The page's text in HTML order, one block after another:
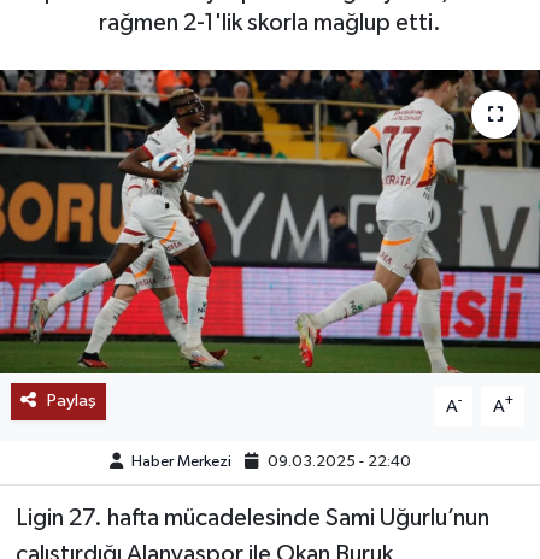
rağmen 2-1'lik skorla mağlup etti.
Paylaş A- A+
Haber Merkezi 09.03.2025 - 22:40
Ligin 27. hafta mücadelesinde Sami Uğurlu’nun
EKONOMİ
GÜNDEM
MAGAZİN
SAĞLIK
EĞİTİM
BÖLGE
KEŞFET
POPÜLER
DÜNYA
Tüm Manşetler
Son Dakika Haberleri
Haber Arşivi